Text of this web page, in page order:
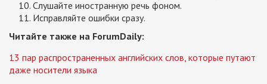
Слушайте иностранную речь фоном.
Исправляйте ошибки сразу.
Читайте также на ForumDaily:
13 пар распространенных английских слов, которые путают
даже носители языка